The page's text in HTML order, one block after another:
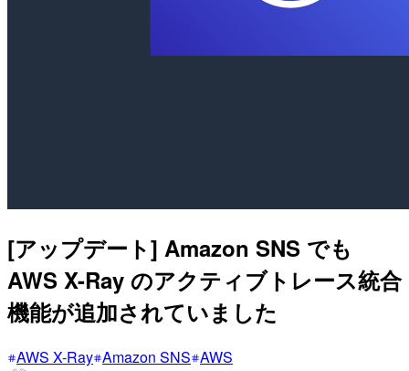
[アップデート] Amazon SNS でも
AWS X-Ray のアクティブトレース統合
機能が追加されていました
AWS X-Ray Amazon SNS AWS